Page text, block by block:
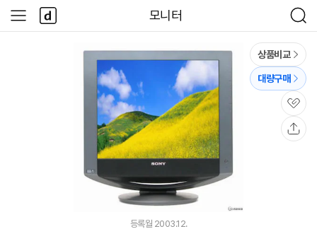
모니터
검
색
사
이
다
나
와
상품비교
대량구매
관
심
등록월 2003.12.